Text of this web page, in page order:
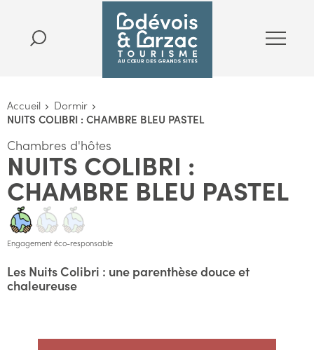
Accueil
Dormir
NUITS COLIBRI : CHAMBRE BLEU PASTEL
Chambres d'hôtes
NUITS COLIBRI :
CHAMBRE BLEU PASTEL
Engagement éco-responsable
Les Nuits Colibri : une parenthèse douce et
chaleureuse